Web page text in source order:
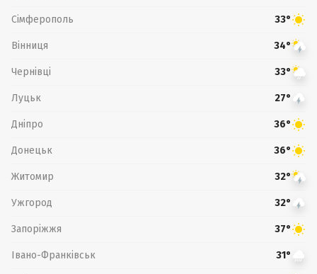
Сімферополь 33°
Вінниця 34°
Чернівці 33°
Луцьк 27°
Дніпро 36°
Донецьк 36°
Житомир 32°
Ужгород 32°
Запоріжжя 37°
Івано-Франківськ 31°